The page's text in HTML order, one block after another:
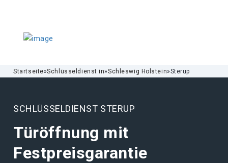
Startseite»Schlüsseldienst in»Schleswig Holstein»Sterup
SCHLÜSSELDIENST STERUP
Türöffnung mit
Festpreisgarantie